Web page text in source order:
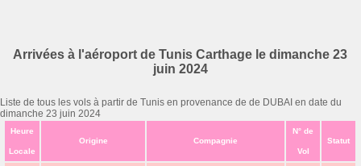
Arrivées à l'aéroport de Tunis Carthage le dimanche 23
juin 2024
Liste de tous les vols à partir de Tunis en provenance de de DUBAI en date du
dimanche 23 juin 2024
Heure
Locale
Origine Compagnie
N° de
Vol
Statut